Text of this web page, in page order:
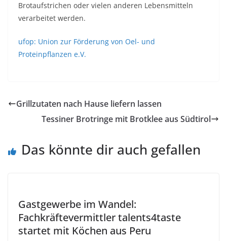
Brotaufstrichen oder vielen anderen Lebensmitteln
verarbeitet werden.
ufop: Union zur Förderung von Oel- und
Proteinpflanzen e.V.
Grillzutaten nach Hause liefern lassen
Tessiner Brotringe mit Brotklee aus Südtirol
Das könnte dir auch gefallen
Gastgewerbe im Wandel:
Fachkräftevermittler talents4taste
startet mit Köchen aus Peru